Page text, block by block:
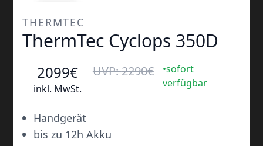
THERMTEC
ThermTec Cyclops 350D
2099€
inkl. MwSt.
UVP:2290€
•sofort
verfügbar
• Handgerät
• bis zu 12h Akku